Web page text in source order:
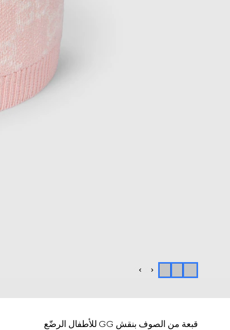
قبعة من الصوف بنقش GG للأطفال الرضّع